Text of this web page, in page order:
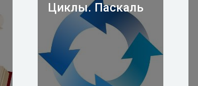
Циклы. Паскаль